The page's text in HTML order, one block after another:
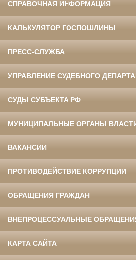
СПРАВОЧНАЯ ИНФОРМАЦИЯ
КАЛЬКУЛЯТОР ГОСПОШЛИНЫ
ПРЕСС-СЛУЖБА
УПРАВЛЕНИЕ СУДЕБНОГО
СУДЫ СУБЪЕКТА РФ
МУНИЦИПАЛЬНЫЕ ОРГАНЫ
ВАКАНСИИ
ПРОТИВОДЕЙСТВИЕ КОРРУПЦИИ
ОБРАЩЕНИЯ ГРАЖДАН
ВНЕПРОЦЕССУАЛЬНЫЕ
КАРТА САЙТА